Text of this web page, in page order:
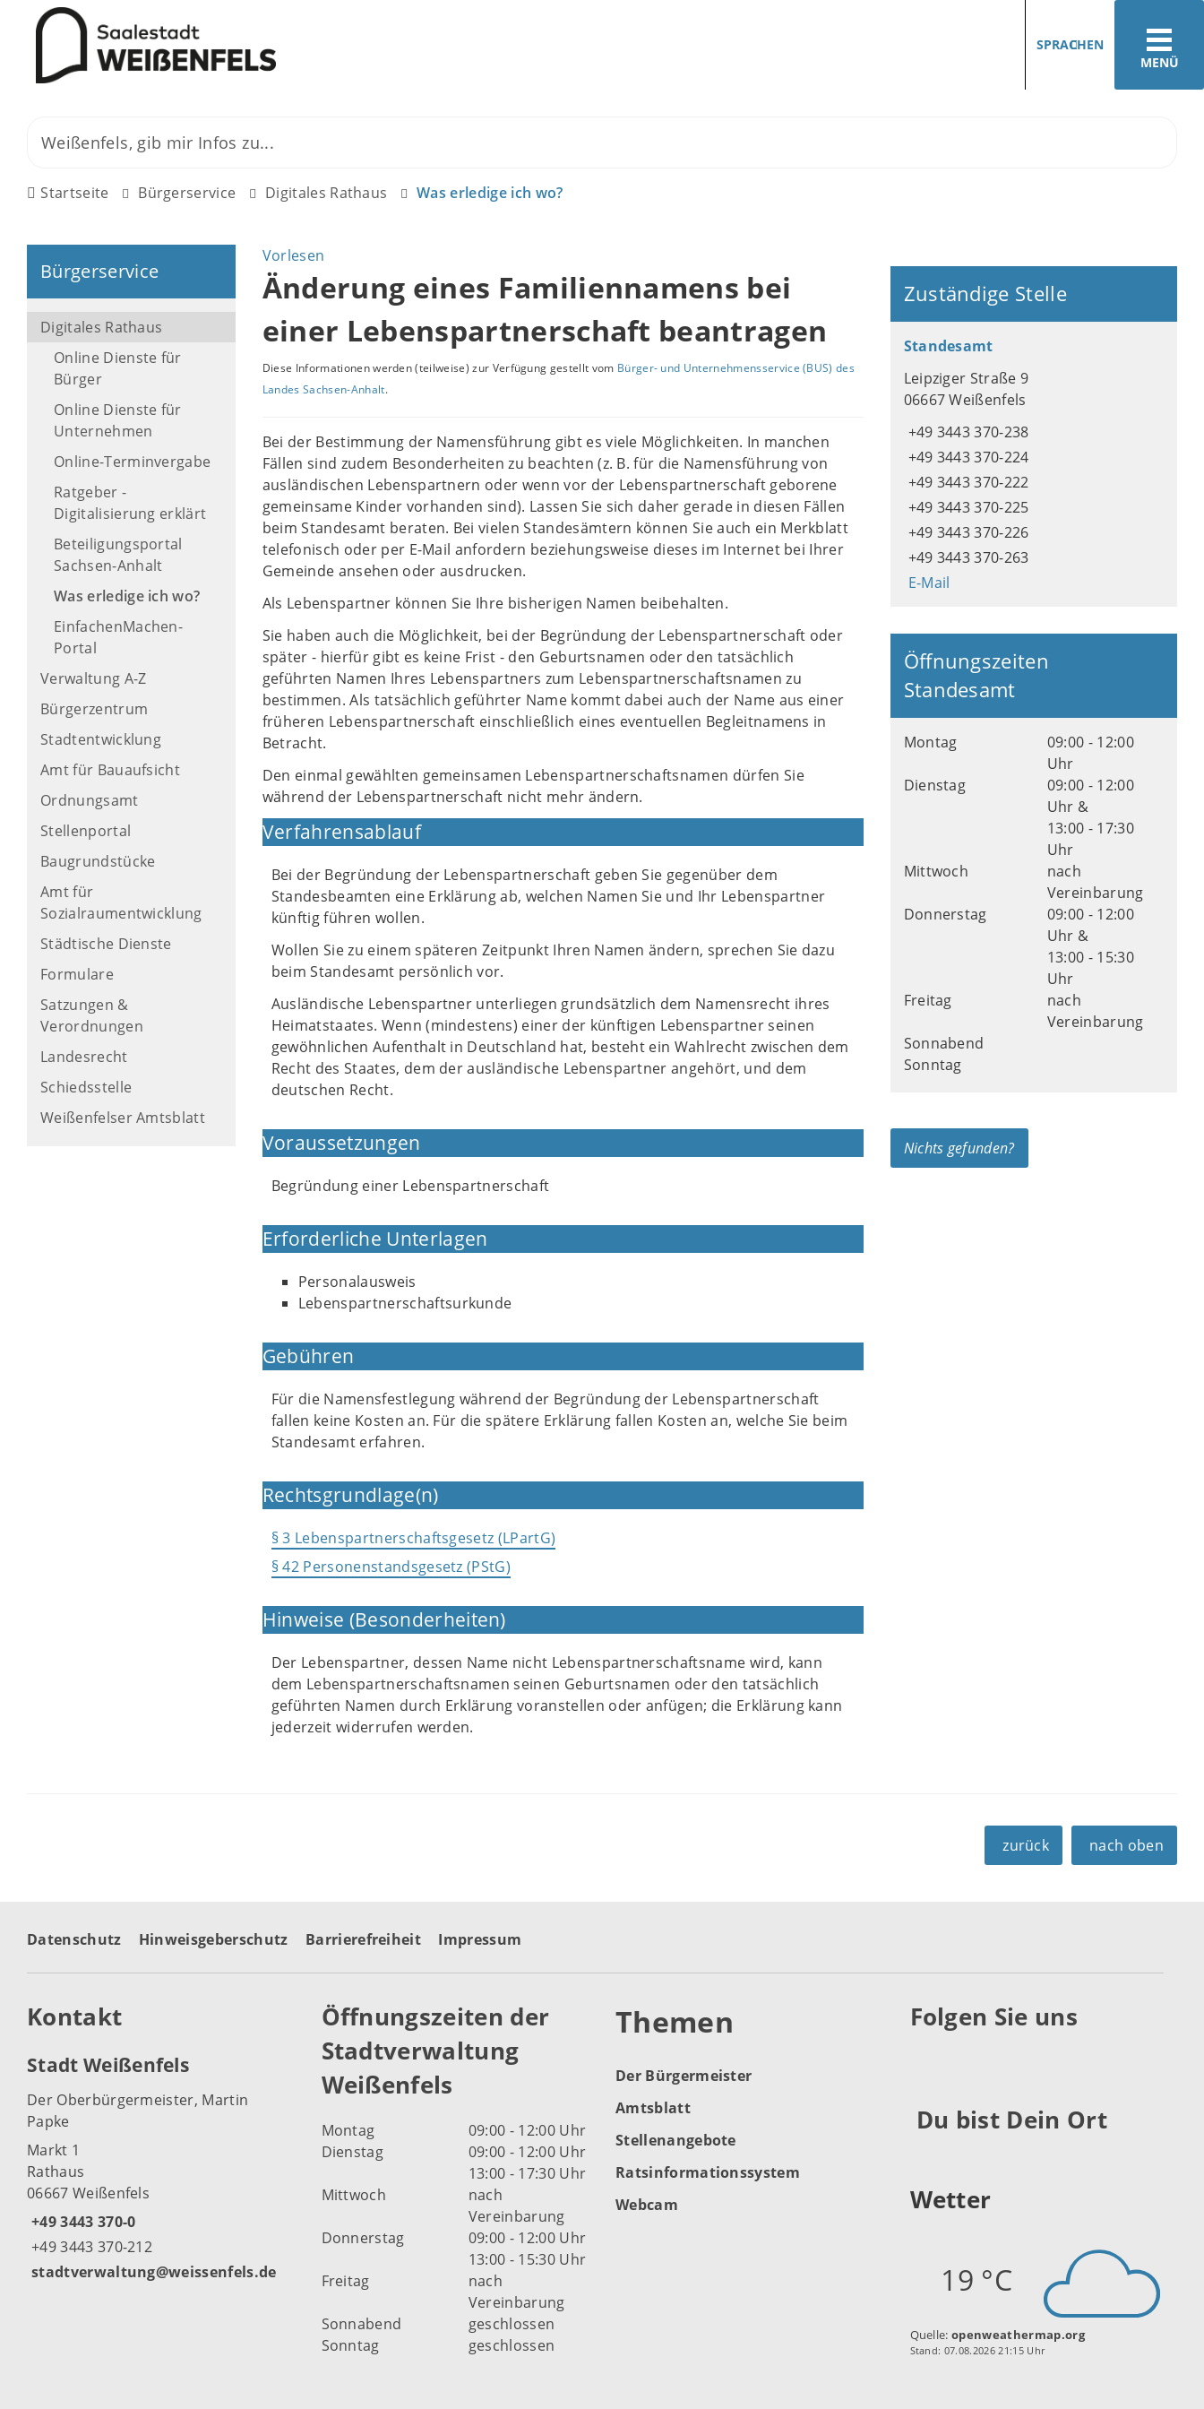
MENÜ
SPRACHEN
Startseite Bürgerservice Digitales Rathaus Was erledige ich wo?
Bürgerservice
Digitales Rathaus
Online Dienste für
Bürger
Online Dienste für
Unternehmen
Online-Terminvergabe
Ratgeber -
Digitalisierung erklärt
Beteiligungsportal
Sachsen-Anhalt
Was erledige ich wo?
EinfachenMachen-
Portal
Verwaltung A-Z
Bürgerzentrum
Stadtentwicklung
Amt für Bauaufsicht
Ordnungsamt
Stellenportal
Baugrundstücke
Amt für
Sozialraumentwicklung
Städtische Dienste
Formulare
Satzungen &
Verordnungen
Landesrecht
Schiedsstelle
Weißenfelser Amtsblatt
Vorlesen
Änderung eines Familiennamens bei
einer Lebenspartnerschaft beantragen
Diese Informationen werden (teilweise) zur Verfügung gestellt vom Bürger- und Unternehmensservice (BUS) des
Landes Sachsen-Anhalt.
Bei der Bestimmung der Namensführung gibt es viele Möglichkeiten. In manchen
Fällen sind zudem Besonderheiten zu beachten (z. B. für die Namensführung von
ausländischen Lebenspartnern oder wenn vor der Lebenspartnerschaft geborene
gemeinsame Kinder vorhanden sind). Lassen Sie sich daher gerade in diesen Fällen
beim Standesamt beraten. Bei vielen Standesämtern können Sie auch ein Merkblatt
telefonisch oder per E-Mail anfordern beziehungsweise dieses im Internet bei Ihrer
Gemeinde ansehen oder ausdrucken.
Als Lebenspartner können Sie Ihre bisherigen Namen beibehalten.
Sie haben auch die Möglichkeit, bei der Begründung der Lebenspartnerschaft oder
später - hierfür gibt es keine Frist - den Geburtsnamen oder den tatsächlich
geführten Namen Ihres Lebenspartners zum Lebenspartnerschaftsnamen zu
bestimmen. Als tatsächlich geführter Name kommt dabei auch der Name aus einer
früheren Lebenspartnerschaft einschließlich eines eventuellen Begleitnamens in
Betracht.
Den einmal gewählten gemeinsamen Lebenspartnerschaftsnamen dürfen Sie
während der Lebenspartnerschaft nicht mehr ändern.
Verfahrensablauf
Bei der Begründung der Lebenspartnerschaft geben Sie gegenüber dem
Standesbeamten eine Erklärung ab, welchen Namen Sie und Ihr Lebenspartner
künftig führen wollen.
Wollen Sie zu einem späteren Zeitpunkt Ihren Namen ändern, sprechen Sie dazu
beim Standesamt persönlich vor.
Ausländische Lebenspartner unterliegen grundsätzlich dem Namensrecht ihres
Heimatstaates. Wenn (mindestens) einer der künftigen Lebenspartner seinen
gewöhnlichen Aufenthalt in Deutschland hat, besteht ein Wahlrecht zwischen dem
Recht des Staates, dem der ausländische Lebenspartner angehört, und dem
deutschen Recht.
Voraussetzungen
Begründung einer Lebenspartnerschaft
Erforderliche Unterlagen
Personalausweis
Lebenspartnerschaftsurkunde
Gebühren
Für die Namensfestlegung während der Begründung der Lebenspartnerschaft
fallen keine Kosten an. Für die spätere Erklärung fallen Kosten an, welche Sie beim
Standesamt erfahren.
Rechtsgrundlage(n)
§ 3 Lebenspartnerschaftsgesetz (LPartG)
§ 42 Personenstandsgesetz (PStG)
Hinweise (Besonderheiten)
Der Lebenspartner, dessen Name nicht Lebenspartnerschaftsname wird, kann
dem Lebenspartnerschaftsnamen seinen Geburtsnamen oder den tatsächlich
geführten Namen durch Erklärung voranstellen oder anfügen; die Erklärung kann
jederzeit widerrufen werden.
Zuständige Stelle
Standesamt
Leipziger Straße 9
06667 Weißenfels
+49 3443 370-238
+49 3443 370-224
+49 3443 370-222
+49 3443 370-225
+49 3443 370-226
+49 3443 370-263
E-Mail
Öffnungszeiten
Standesamt
Montag
09:00 - 12:00
Uhr
Dienstag
09:00 - 12:00
Uhr &
13:00 - 17:30
Uhr
Mittwoch
nach
Vereinbarung
Donnerstag
09:00 - 12:00
Uhr &
13:00 - 15:30
Uhr
Freitag
nach
Vereinbarung
Sonnabend
Sonntag
Nichts gefunden?
zurück nach oben
Datenschutz Hinweisgeberschutz Barrierefreiheit Impressum
Kontakt
Stadt Weißenfels
Der Oberbürgermeister, Martin
Papke
Markt 1
Rathaus
06667 Weißenfels
+49 3443 370-0
+49 3443 370-212
stadtverwaltung@weissenfels.de
Öffnungszeiten der
Stadtverwaltung
Weißenfels
Montag
09:00 - 12:00 Uhr
Dienstag
09:00 - 12:00 Uhr
13:00 - 17:30 Uhr
Mittwoch
nach
Vereinbarung
Donnerstag
09:00 - 12:00 Uhr
13:00 - 15:30 Uhr
Freitag
nach
Vereinbarung
Sonnabend
geschlossen
Sonntag
geschlossen
Themen
Der Bürgermeister
Amtsblatt
Stellenangebote
Ratsinformationssystem
Webcam
Folgen Sie uns
Du bist Dein Ort
Wetter
19 °C
Quelle:openweathermap.org
Stand: 07.08.2026 21:15 Uhr